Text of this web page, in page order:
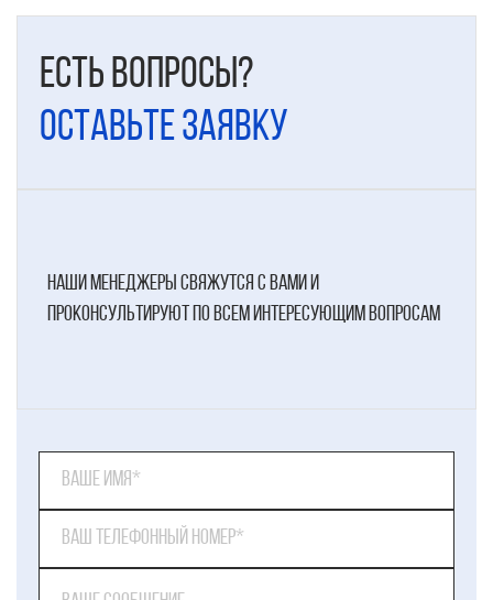
Есть вопросы?
Оставьте заявку
наши менеджеры свяжутся с вами и
проконсультируют по всем интересующим вопросам